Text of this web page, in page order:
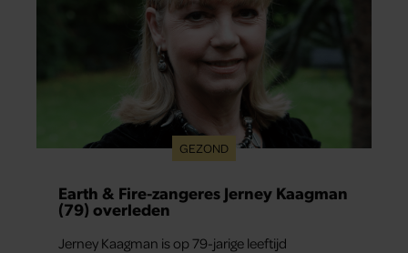
GEZOND
Earth & Fire-zangeres Jerney Kaagman
(79) overleden
Jerney Kaagman is op 79-jarige leeftijd